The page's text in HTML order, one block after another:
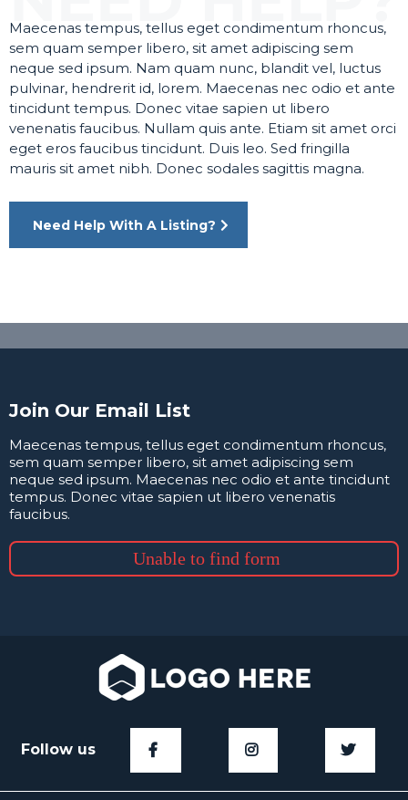
Maecenas tempus, tellus eget condimentum rhoncus,
sem quam semper libero, sit amet adipiscing sem
neque sed ipsum. Nam quam nunc, blandit vel, luctus
pulvinar, hendrerit id, lorem. Maecenas nec odio et ante
tincidunt tempus. Donec vitae sapien ut libero
venenatis faucibus. Nullam quis ante. Etiam sit amet orci
eget eros faucibus tincidunt. Duis leo. Sed fringilla
mauris sit amet nibh. Donec sodales sagittis magna.
Need Help With A Listing?
Join Our Email List
Maecenas tempus, tellus eget condimentum rhoncus,
sem quam semper libero, sit amet adipiscing sem
neque sed ipsum. Maecenas nec odio et ante tincidunt
tempus. Donec vitae sapien ut libero venenatis
faucibus.
Unable to find form
Follow us